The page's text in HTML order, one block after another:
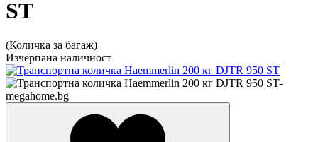
ST
(Количка за багаж)
Изчерпана наличност